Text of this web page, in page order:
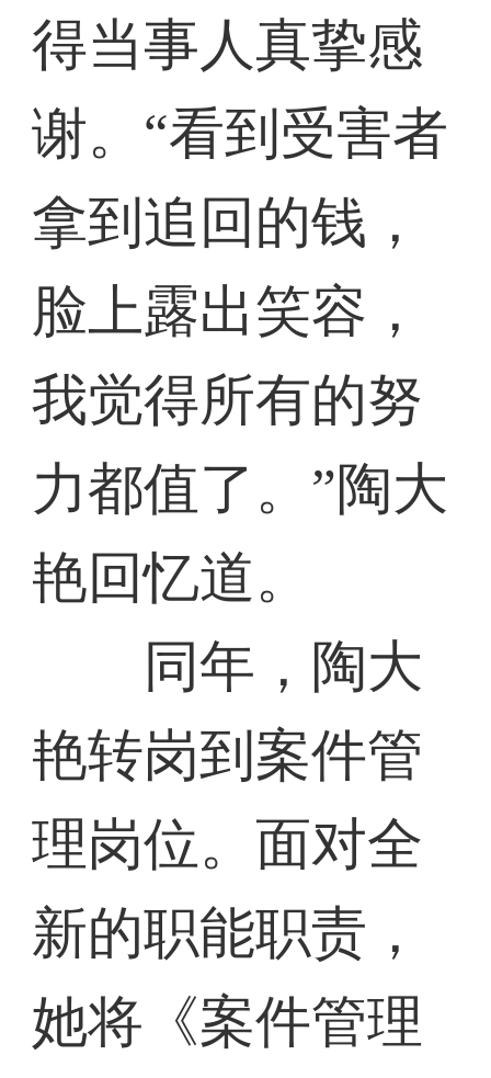
得当事人真挚感
谢。“看到受害者
拿到追回的钱，
脸上露出笑容，
我觉得所有的努
力都值了。”陶大
艳回忆道。
同年，陶大
艳转岗到案件管
理岗位。面对全
新的职能职责，
她将《案件管理